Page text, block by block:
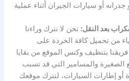
أو سيارات الجيران أثناء عملية
بعد النقل: نحن لا نترك وراءنا
من تحميل كافة الخردة على
فريقنا بتنظيف وكنس الموقع من بقايا
الصغيرة والمسامير التي قد تسبب
أو إطارات السيارات، لنترك موقعك